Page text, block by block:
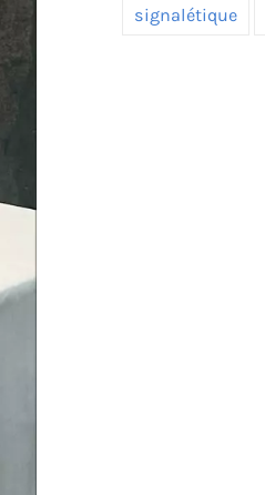
signalétique